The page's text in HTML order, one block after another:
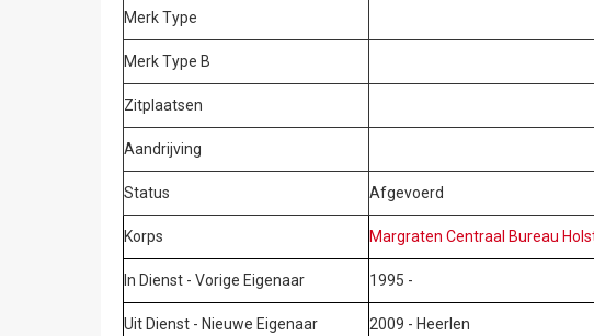
Merk Type
Merk Type B
Zitplaatsen
Aandrijving
Status Afgevoerd
Korps Margraten Centraal Bureau
In Dienst - Vorige Eigenaar 1995 -
Uit Dienst - Nieuwe Eigenaar 2009 - Heerlen